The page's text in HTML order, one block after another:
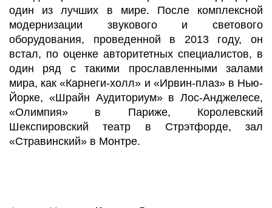
один из лучших в мире. После комплексной
модернизации звукового и светового
оборудования, проведенной в 2013 году, он
встал, по оценке авторитетных специалистов, в
один ряд с такими прославленными залами
мира, как «Карнеги-холл» и «Ирвин-плаз» в Нью-
Йорке, «Шрайн Аудиториум» в Лос-Анджелесе,
«Олимпия» в Париже, Королевский
Шекспировский театр в Стрэтфорде, зал
«Стравинский» в Монтре.